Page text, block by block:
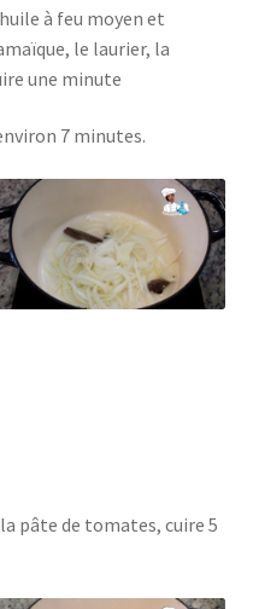
à feu moyen et
le laurier, la
une minute
7 minutes.
pâte de tomates, cuire 5